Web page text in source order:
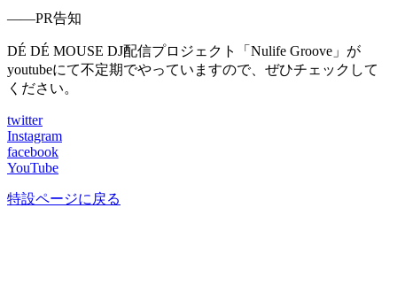
——PR告知
DÉ DÉ MOUSE DJ配信プロジェクト「Nulife Groove」が
youtubeにて不定期でやっていますので、ぜひチェックして
ください。
twitter
Instagram
facebook
YouTube
特設ページに戻る